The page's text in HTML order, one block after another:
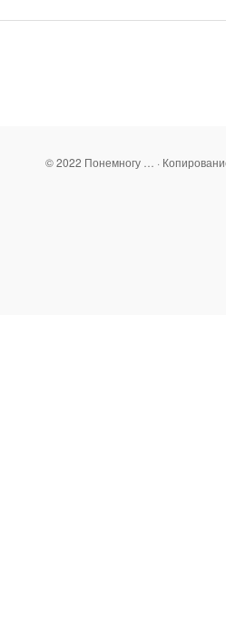
© 2022 Понемногу … ·